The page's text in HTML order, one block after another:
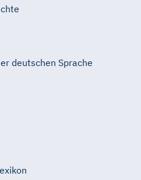
deutschen Sprache